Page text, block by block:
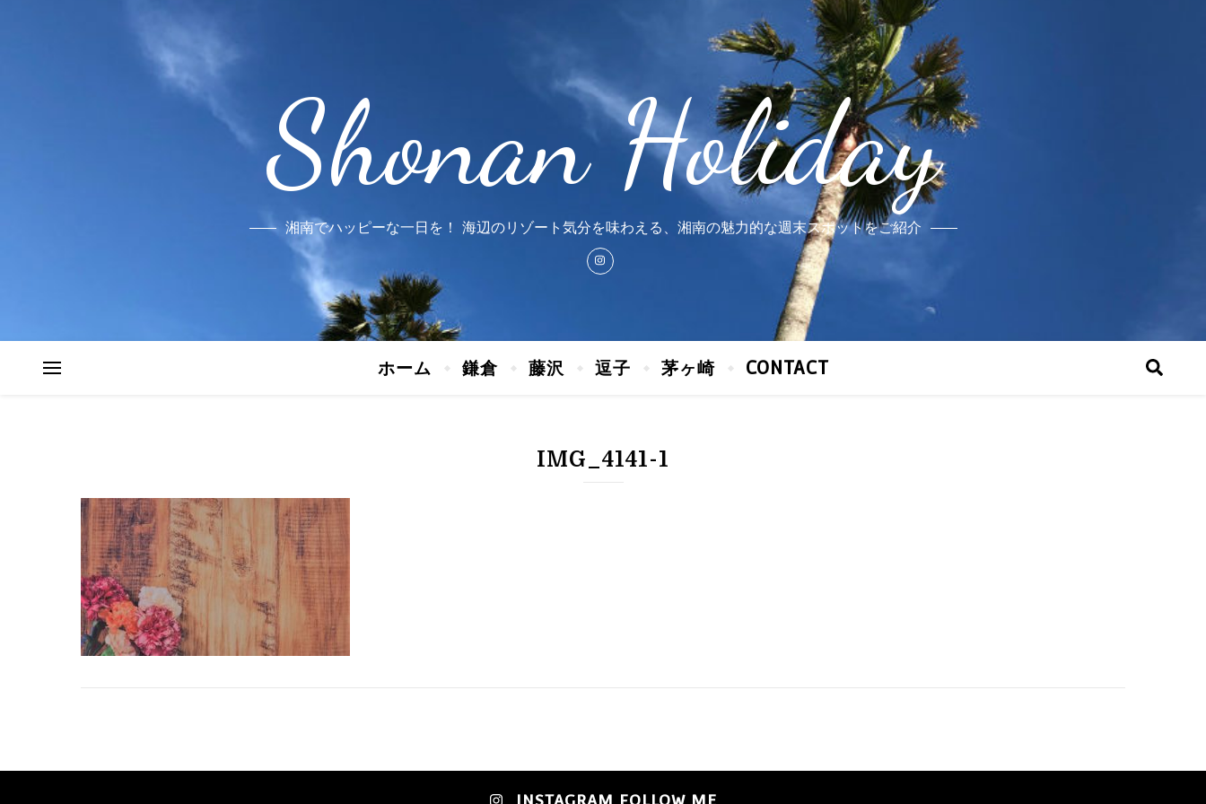
Shonan Holiday
湘南でハッピーな一日を！ 海辺のリゾート気分を味わえる、湘南の魅力的な週末スポットをご紹介
ホーム 鎌倉 藤沢 逗子 茅ヶ崎 CONTACT
IMG_4141-1
INSTAGRAM FOLLOW ME